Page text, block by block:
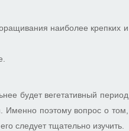
наиболее крепких и
будет вегетативный период
Именно поэтому вопрос о том,
следует тщательно изучить.